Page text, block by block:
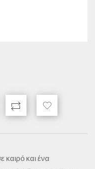
καιρό και ένα